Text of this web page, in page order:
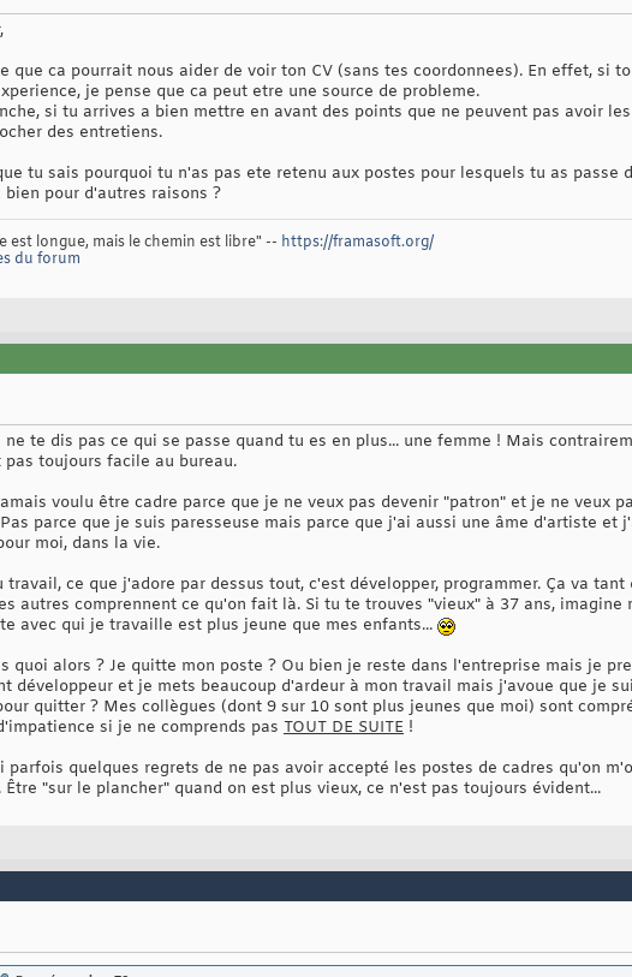
que ca pourrait nous aider de voir ton CV (sans tes coordonnees). En effet, si
je pense que ca peut etre une source de probleme.
si tu arrives a bien mettre en avant des points que ne peuvent pas avoir
des entretiens.
tu sais pourquoi tu n'as pas ete retenu aux postes pour lesquels tu as passe
bien pour d'autres raisons ?
est longue, mais le chemin est libre" -- https://framasoft.org/
du forum
ne te dis pas ce qui se passe quand tu es en plus... une femme ! Mais
pas toujours facile au bureau.
voulu être cadre parce que je ne veux pas devenir "patron" et je ne veux
parce que je suis paresseuse mais parce que j'ai aussi une âme d'artiste et
moi, dans la vie.
travail, ce que j'adore par dessus tout, c'est développer, programmer. Ça va
autres comprennent ce qu'on fait là. Si tu te trouves "vieux" à 37 ans, imagine
avec qui je travaille est plus jeune que mes enfants...
quoi alors ? Je quitte mon poste ? Ou bien je reste dans l'entreprise mais je
développeur et je mets beaucoup d'ardeur à mon travail mais j'avoue que je
quitter ? Mes collègues (dont 9 sur 10 sont plus jeunes que moi) sont
si je ne comprends pas TOUT DE SUITE !
parfois quelques regrets de ne pas avoir accepté les postes de cadres qu'on
Être "sur le plancher" quand on est plus vieux, ce n'est pas toujours évident...